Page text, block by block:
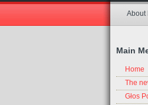
About
Main
Home
The
Głos